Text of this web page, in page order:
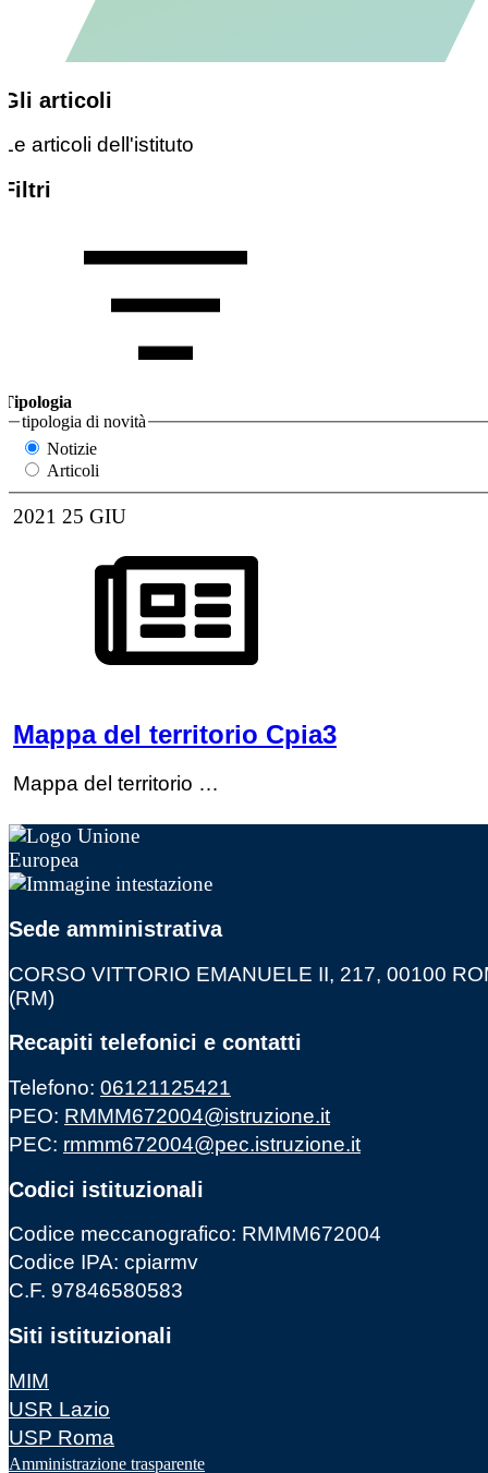
Gli articoli
Le articoli dell'istituto
Filtri
Tipologia
tipologia di novità
Notizie
Articoli
2021 25 GIU
Mappa del territorio Cpia3
Mappa del territorio …
Sede amministrativa
CORSO VITTORIO EMANUELE II, 217, 00100
(RM)
Recapiti telefonici e contatti
Telefono: 06121125421
PEO: RMMM672004@istruzione.it
PEC: rmmm672004@pec.istruzione.it
Codici istituzionali
Codice meccanografico: RMMM672004
Codice IPA: cpiarmv
C.F. 97846580583
Siti istituzionali
MIM
USR Lazio
USP Roma
Amministrazione trasparente